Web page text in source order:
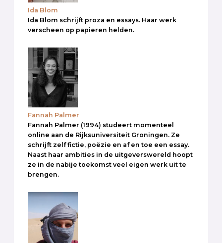
Ida Blom
Ida Blom schrijft proza en essays. Haar werk
verscheen op papieren helden.
Fannah Palmer
Fannah Palmer (1994) studeert momenteel
online aan de Rijksuniversiteit Groningen. Ze
schrijft zelf fictie, poëzie en af en toe een essay.
Naast haar ambities in de uitgeverswereld hoopt
ze in de nabije toekomst veel eigen werk uit te
brengen.